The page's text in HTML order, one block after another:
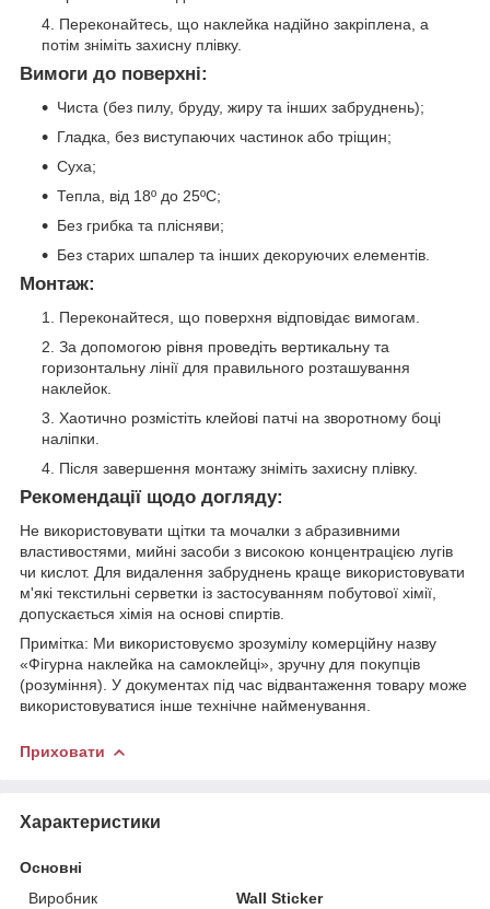
Переконайтесь, що наклейка надійно закріплена, а
потім зніміть захисну плівку.
Вимоги до поверхні:
Чиста (без пилу, бруду, жиру та інших забруднень);
Гладка, без виступаючих частинок або тріщин;
Суха;
Тепла, від 18º до 25ºС;
Без грибка та плісняви;
Без старих шпалер та інших декоруючих елементів.
Монтаж:
Переконайтеся, що поверхня відповідає вимогам.
За допомогою рівня проведіть вертикальну та
горизонтальну лінії для правильного розташування
наклейок.
Хаотично розмістіть клейові патчі на зворотному боці
наліпки.
Після завершення монтажу зніміть захисну плівку.
Рекомендації щодо догляду:
Не використовувати щітки та мочалки з абразивними
властивостями, мийні засоби з високою концентрацією лугів
чи кислот. Для видалення забруднень краще використовувати
м'які текстильні серветки із застосуванням побутової хімії,
допускається хімія на основі спиртів.
Примітка: Ми використовуємо зрозумілу комерційну назву
«Фігурна наклейка на самоклейці», зручну для покупців
(розуміння). У документах під час відвантаження товару може
використовуватися інше технічне найменування.
Приховати
Характеристики
Основні
Виробник
Wall Sticker